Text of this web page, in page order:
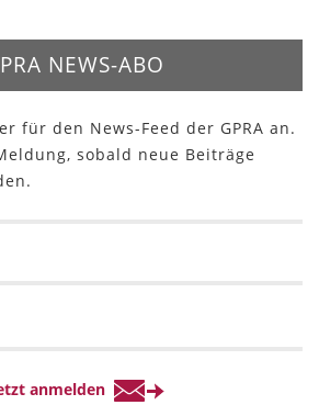
NEWS-ABO
für den News-Feed der GPRA an.
sobald neue Beiträge